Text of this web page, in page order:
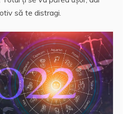
să te distragi.